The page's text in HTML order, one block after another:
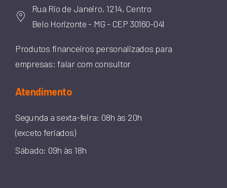
Rua Rio de Janeiro, 1214, Centro
Belo Horizonte - MG - CEP 30160-041
Produtos financeiros personalizados para
empresas: falar com consultor
Atendimento
Segunda a sexta-feira: 08h às 20h
(exceto feriados)
Sábado: 09h às 18h